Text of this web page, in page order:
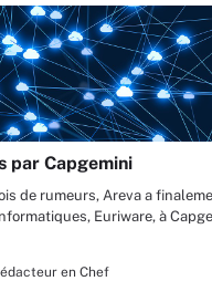
par Capgemini
de rumeurs, Areva a
Euriware, à
en Chef